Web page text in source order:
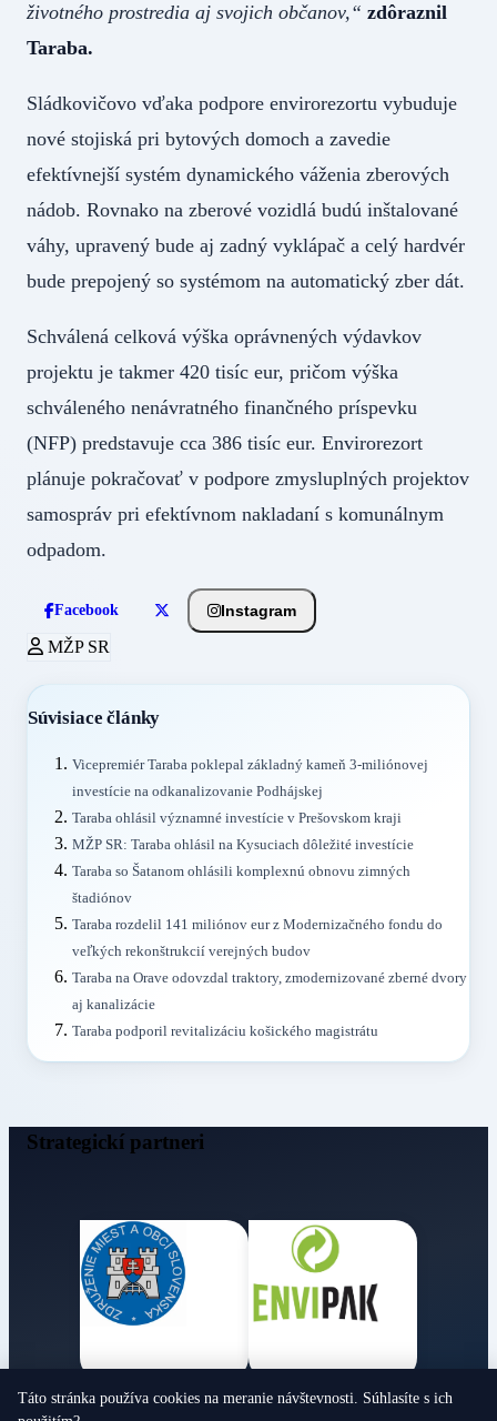
životného prostredia aj svojich občanov,“ zdôraznil
Taraba.
Sládkovičovo vďaka podpore envirorezortu vybuduje
nové stojiská pri bytových domoch a zavedie
efektívnejší systém dynamického váženia zberových
nádob. Rovnako na zberové vozidlá budú inštalované
váhy, upravený bude aj zadný vyklápač a celý hardvér
bude prepojený so systémom na automatický zber dát.
Schválená celková výška oprávnených výdavkov
projektu je takmer 420 tisíc eur, pričom výška
schváleného nenávratného finančného príspevku
(NFP) predstavuje cca 386 tisíc eur. Envirorezort
plánuje pokračovať v podpore zmysluplných projektov
samospráv pri efektívnom nakladaní s komunálnym
odpadom.
Facebook Instagram
MŽP SR
Súvisiace články
Vicepremiér Taraba poklepal základný kameň 3-miliónovej
investície na odkanalizovanie Podhájskej
Taraba ohlásil významné investície v Prešovskom kraji
MŽP SR: Taraba ohlásil na Kysuciach dôležité investície
Taraba so Šatanom ohlásili komplexnú obnovu zimných
štadiónov
Taraba rozdelil 141 miliónov eur z Modernizačného fondu do
veľkých rekonštrukcií verejných budov
Taraba na Orave odovzdal traktory, zmodernizované zberné dvory
aj kanalizácie
Taraba podporil revitalizáciu košického magistrátu
Strategickí partneri
Obecné noviny
Táto stránka používa cookies na meranie návštevnosti. Súhlasíte s ich